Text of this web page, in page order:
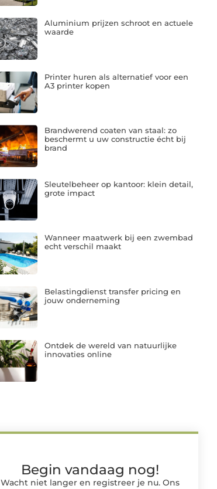
Aluminium prijzen schroot en actuele
waarde
Printer huren als alternatief voor een
A3 printer kopen
Brandwerend coaten van staal: zo
beschermt u uw constructie écht bij
brand
Sleutelbeheer op kantoor: klein detail,
grote impact
Wanneer maatwerk bij een zwembad
echt verschil maakt
Belastingdienst transfer pricing en
jouw onderneming
Ontdek de wereld van natuurlijke
innovaties online
Begin vandaag nog!
Wacht niet langer en registreer je nu. Ons